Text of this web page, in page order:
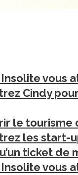
vous
Cindy
le tourisme
les start-
ticket de
vous